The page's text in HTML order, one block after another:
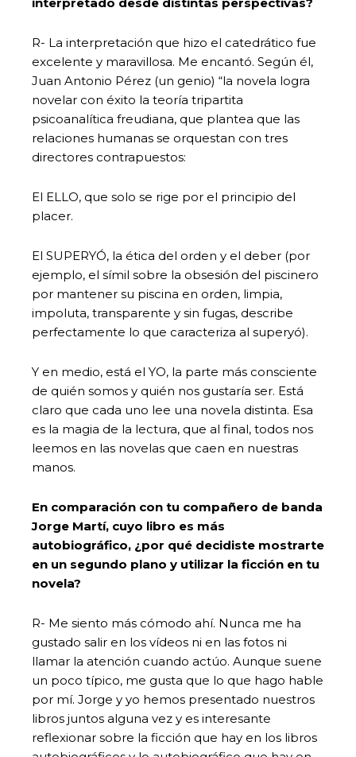
R- La interpretación que hizo el catedrático fue
excelente y maravillosa. Me encantó. Según él,
Juan Antonio Pérez (un genio) “la novela logra
novelar con éxito la teoría tripartita
psicoanalítica freudiana, que plantea que las
relaciones humanas se orquestan con tres
directores contrapuestos:
El ELLO, que solo se rige por el principio del
placer.
El SUPERYÓ, la ética del orden y el deber (por
ejemplo, el símil sobre la obsesión del piscinero
por mantener su piscina en orden, limpia,
impoluta, transparente y sin fugas, describe
perfectamente lo que caracteriza al superyó).
Y en medio, está el YO, la parte más consciente
de quién somos y quién nos gustaría ser. Está
claro que cada uno lee una novela distinta. Esa
es la magia de la lectura, que al final, todos nos
leemos en las novelas que caen en nuestras
manos.
En comparación con tu compañero de banda
Jorge Martí, cuyo libro es más
autobiográfico, ¿por qué decidiste mostrarte
en un segundo plano y utilizar la ficción en tu
novela?
R- Me siento más cómodo ahí. Nunca me ha
gustado salir en los vídeos ni en las fotos ni
llamar la atención cuando actúo. Aunque suene
un poco típico, me gusta que lo que hago hable
por mí. Jorge y yo hemos presentado nuestros
libros juntos alguna vez y es interesante
reflexionar sobre la ficción que hay en los libros